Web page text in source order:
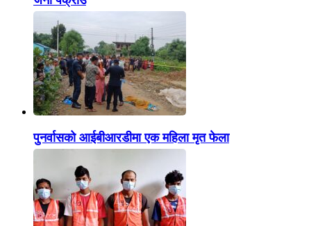
पुनर्वासको आईबीआरडीमा एक महिला मृत फेला